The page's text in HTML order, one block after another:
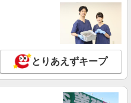
詳細を見る
時間を大切に＊住宅型有料老
2312円 ＜交通費全支給(ガソリ
とりあえずキープ